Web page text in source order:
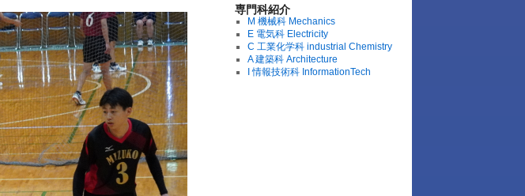
専門科紹介
M 機械科 Mechanics
E 電気科 Electricity
C 工業化学科 industrial Chemistry
A 建築科 Architecture
I 情報技術科 InformationTech